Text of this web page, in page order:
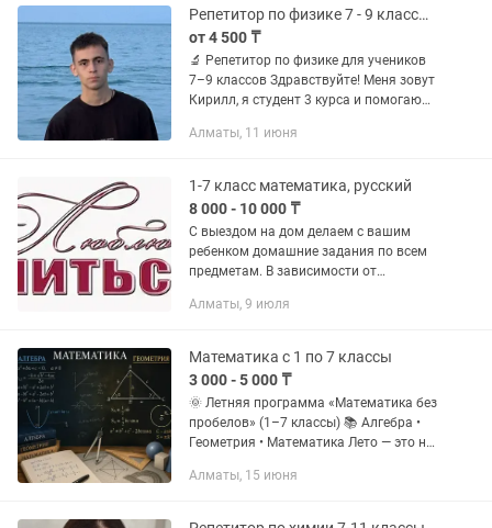
Репетитор по физике 7 - 9 классы, Подготовка к СОР и СОЧ Алматы
от 4 500 ₸
🔬 Репетитор по физике для учеников
7–9 классов Здравствуйте! Меня зовут
Кирилл, я студент 3 курса и помогаю
простым и понятным языком. Что
Алматы, 11 июня
1-7 класс математика, русский
8 000 - 10 000 ₸
С выездом на дом делаем с вашим
ребенком домашние задания по всем
предметам. В зависимости от
В легкой понятной доступной форме
Алматы, 9 июля
Математика с 1 по 7 классы
3 000 - 5 000 ₸
🌞 Летняя программа «Математика без
пробелов» (1–7 классы) 📚 Алгебра •
Геометрия • Математика Лето — это не
спокойно и без стресса закрыть
Алматы, 15 июня